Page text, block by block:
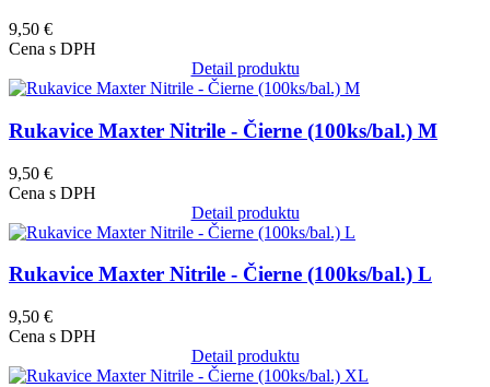
9,50 €
Cena s DPH
Detail produktu
Obrázok
Rukavice Maxter Nitrile - Čierne (100ks/bal.) M
9,50 €
Cena s DPH
Detail produktu
Obrázok
Rukavice Maxter Nitrile - Čierne (100ks/bal.) L
9,50 €
Cena s DPH
Detail produktu
Obrázok